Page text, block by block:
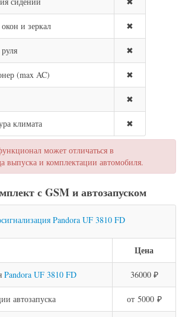
и зеркал ✖
✖
(max AC) ✖
✖
климата ✖
может отличаться в
выпуска и комплектации автомобиля.
с GSM и автозапуском
Цена
Pandora UF 3810 FD 36000 ₽
автозапуска от 5000 ₽